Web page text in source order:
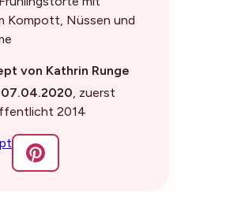
Kompott, Nüssen und
von Kathrin Runge
07.04.2020, zuerst
2014